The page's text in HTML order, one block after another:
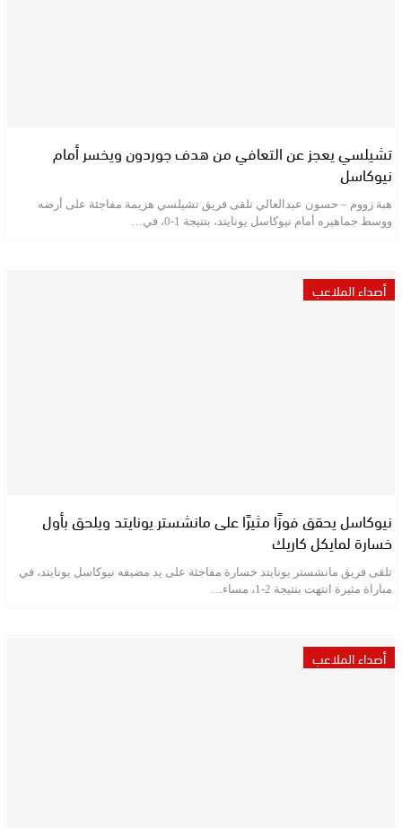
تشيلسي يعجز عن التعافي من هدف جوردون ويخسر أمام
نيوكاسل
هبة زووم – حسون عبدالعالي تلقى فريق تشيلسي هزيمة مفاجئة على أرضه
ووسط جماهيره أمام نيوكاسل يونايتد، بنتيجة 1-0، في…
أصداء الملاعب
نيوكاسل يحقق فوزًا مثيرًا على مانشستر يونايتد ويلحق بأول
خسارة لمايكل كاريك
تلقى فريق مانشستر يونايتد خسارة مفاجئة على يد مضيفه نيوكاسل يونايتد، في
مباراة مثيرة انتهت بنتيجة 2-1، مساء…
أصداء الملاعب